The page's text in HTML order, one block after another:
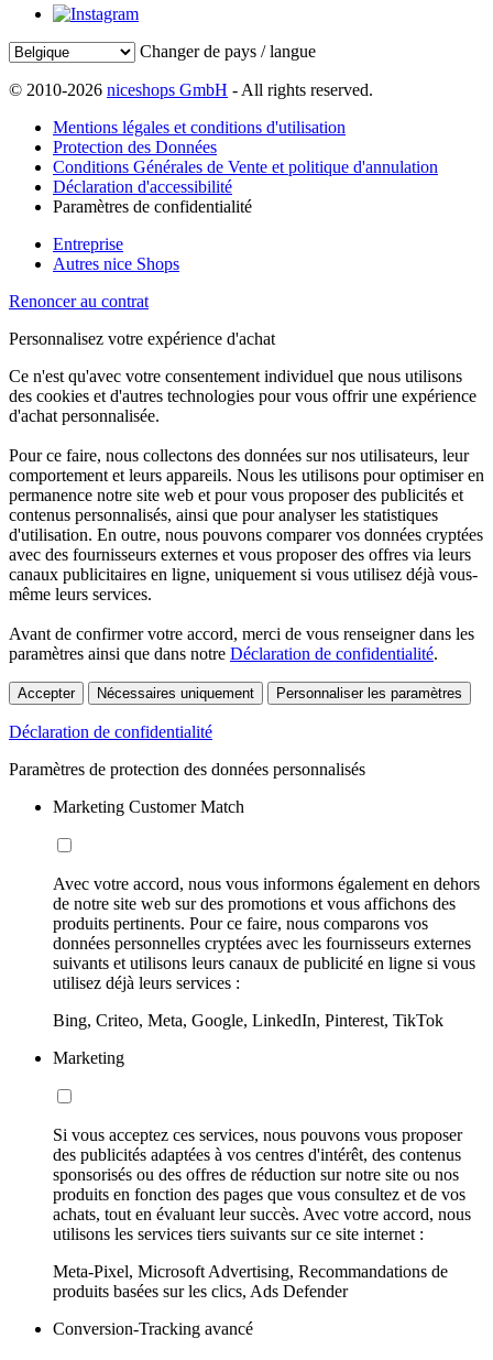
Changer de pays / langue
© 2010-2026 niceshops GmbH - All rights reserved.
Mentions légales et conditions d'utilisation
Protection des Données
Conditions Générales de Vente et politique d'annulation
Déclaration d'accessibilité
Paramètres de confidentialité
Entreprise
Autres nice Shops
Renoncer au contrat
Personnalisez votre expérience d'achat
Ce n'est qu'avec votre consentement individuel que nous utilisons
des cookies et d'autres technologies pour vous offrir une expérience
d'achat personnalisée.
Pour ce faire, nous collectons des données sur nos utilisateurs, leur
comportement et leurs appareils. Nous les utilisons pour optimiser en
permanence notre site web et pour vous proposer des publicités et
contenus personnalisés, ainsi que pour analyser les statistiques
d'utilisation. En outre, nous pouvons comparer vos données cryptées
avec des fournisseurs externes et vous proposer des offres via leurs
canaux publicitaires en ligne, uniquement si vous utilisez déjà vous-
même leurs services.
Avant de confirmer votre accord, merci de vous renseigner dans les
paramètres ainsi que dans notre Déclaration de confidentialité.
Accepter Nécessaires uniquement Personnaliser les paramètres
Déclaration de confidentialité
Paramètres de protection des données personnalisés
Marketing Customer Match
Avec votre accord, nous vous informons également en dehors
de notre site web sur des promotions et vous affichons des
produits pertinents. Pour ce faire, nous comparons vos
données personnelles cryptées avec les fournisseurs externes
suivants et utilisons leurs canaux de publicité en ligne si vous
utilisez déjà leurs services :
Bing, Criteo, Meta, Google, LinkedIn, Pinterest, TikTok
Marketing
Si vous acceptez ces services, nous pouvons vous proposer
des publicités adaptées à vos centres d'intérêt, des contenus
sponsorisés ou des offres de réduction sur notre site ou nos
produits en fonction des pages que vous consultez et de vos
achats, tout en évaluant leur succès. Avec votre accord, nous
utilisons les services tiers suivants sur ce site internet :
Meta-Pixel, Microsoft Advertising, Recommandations de
produits basées sur les clics, Ads Defender
Conversion-Tracking avancé